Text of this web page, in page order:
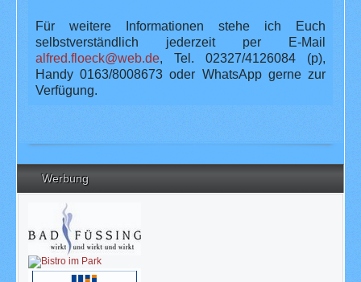
Werbung
Für weitere Informationen stehe ich Euch
selbstverständlich jederzeit per E-Mail
alfred.floeck@web.de, Tel. 02327/4126084 (p),
Handy 0163/8008673 oder WhatsApp gerne zur
Verfügung.